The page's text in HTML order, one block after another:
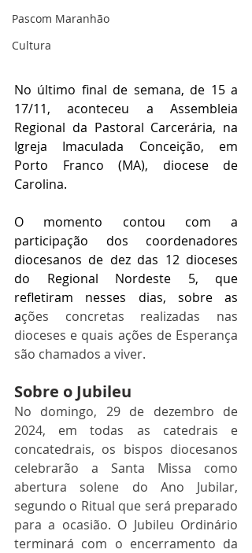
Pascom Maranhão
Cultura
No último final de semana, de 15 a
17/11, aconteceu a Assembleia
Regional da Pastoral Carcerária, na
Igreja Imaculada Conceição, em
Porto Franco (MA), diocese de
Carolina.
O momento contou com a
participação dos coordenadores
diocesanos de dez das 12 dioceses
do Regional Nordeste 5, que
refletiram nesses dias, sobre as
ações concretas realizadas nas
dioceses e quais ações de Esperança
são chamados a viver.
Sobre o Jubileu
No domingo, 29 de dezembro de
2024, em todas as catedrais e
concatedrais, os bispos diocesanos
celebrarão a Santa Missa como
abertura solene do Ano Jubilar,
segundo o Ritual que será preparado
para a ocasião. O Jubileu Ordinário
terminará com o encerramento da